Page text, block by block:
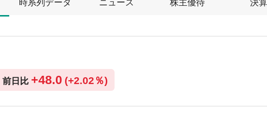
時系列データ ニュース 株主優待 決算
前日比 +48.0 (+2.02％)